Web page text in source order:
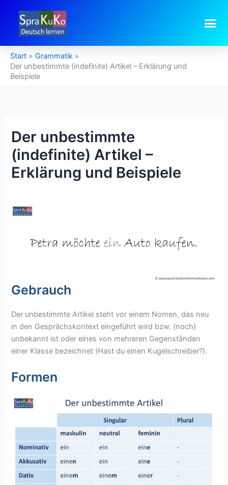
springen
Start
Grammatik
Der unbestimmte (indefinite) Artikel – Erklärung und
Beispiele
Der unbestimmte
(indefinite) Artikel –
Erklärung und Beispiele
Gebrauch
Der unbestimmte Artikel steht vor einem Nomen, das neu
in den Gesprächskontext eingeführt wird bzw. (noch)
unbekannt ist oder eines von mehreren Gegenständen
einer Klasse bezeichnet (Hast du einen Kugelschreiber?).
Formen